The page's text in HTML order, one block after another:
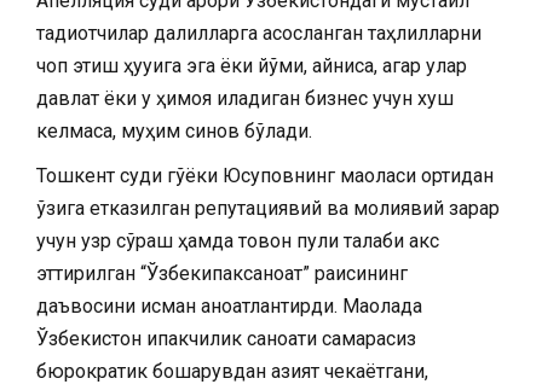
тадқиқотчилар далилларга асосланган таҳлилларни
чоп этиш ҳуқуқига эга ёки йўқми, айниқса, агар улар
давлат ёки у ҳимоя қиладиган бизнес учун хуш
келмаса, муҳим синов бўлади.
Тошкент суди гўёки Юсуповнинг мақоласи ортидан
ўзига етказилган репутациявий ва молиявий зарар
учун узр сўраш ҳамда товон пули талаби акс
эттирилган “Ўзбекипаксаноат” раисининг
даъвосини қисман қаноатлантирди. Мақолада
Ўзбекистон ипакчилик саноати самарасиз
бюрократик бошқарувдан азият чекаётгани,